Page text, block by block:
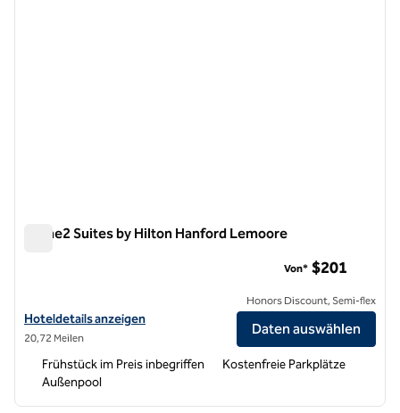
Home2 Suites by Hilton Hanford Lemoore
Hoteldetails für Home2 Suites by Hilton Hanford Lemoore anzeigen
Hoteldetails anzeigen
20,72 Meilen
Von* $201
Honors Discount, Semi-flex
Daten auswählen
Frühstück im Preis inbegriffen
Kostenfreie Parkplätze
Außenpool